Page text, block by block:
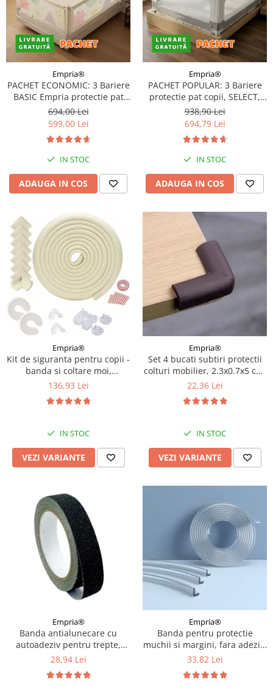
Empria®
PACHET ECONOMIC: 3 Bariere
BASIC Empria protectie pat
180X200 cm + bara
stabilizatoare
694,00 Lei
599,00 Lei
IN STOC
ADAUGA IN COS
Empria®
PACHET POPULAR: 3 Bariere
protectie pat copii, SELECT,
180x200 cm
938,90 Lei
694,79 Lei
IN STOC
ADAUGA IN COS
Empria®
Kit de siguranta pentru copii -
banda si coltare moi,
opritoare usa, sigurante
136,93 Lei
IN STOC
VEZI VARIANTE
Empria®
Set 4 bucati subtiri protectii
colturi mobilier, 2.3x0.7x5 cm,
Diverse culori
22,36 Lei
IN STOC
VEZI VARIANTE
Empria®
Banda antialunecare cu
autoadeziv pentru trepte,
rezistenta la apa, PVC, Diverse
28,94 Lei
Empria®
Banda pentru protectie
muchii si margini, fara adeziv,
Empria, din silicon
33,82 Lei